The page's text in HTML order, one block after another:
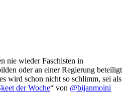
nie wieder Faschisten in
oder an einer Regierung beteiligt
wird schon nicht so schlimm, sei als
der Woche“ von @bijanmoini